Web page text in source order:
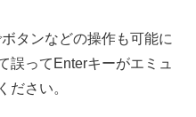
タンなどの操作も可能に
誤ってEnterキーがエミュ
ださい。